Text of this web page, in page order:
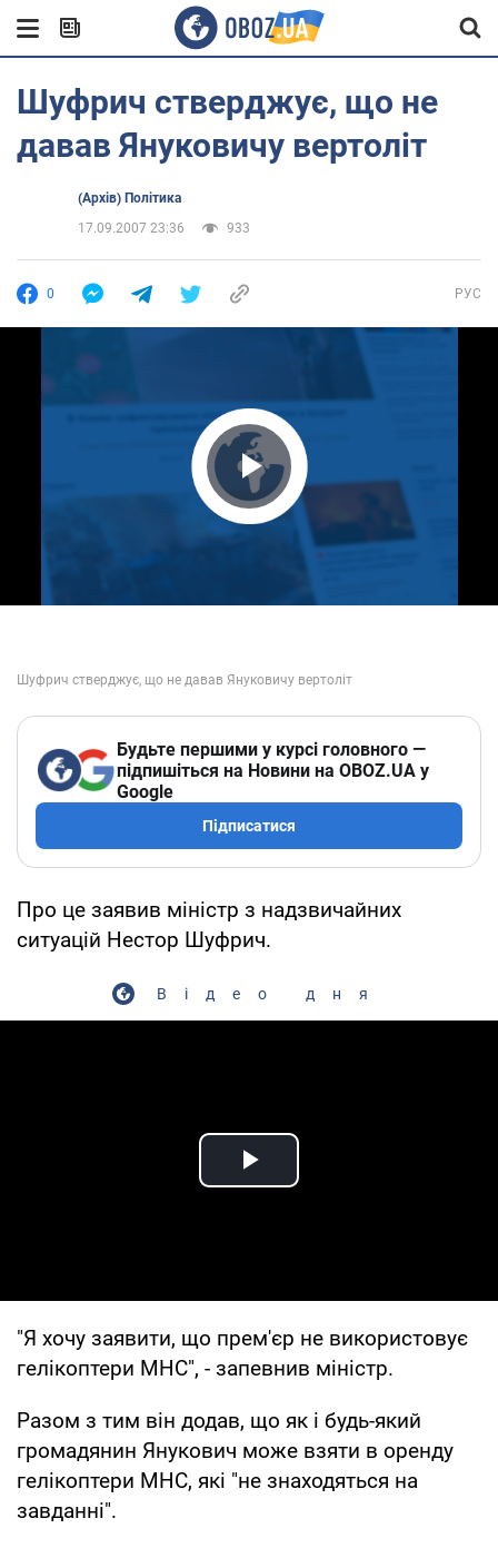
Шуфрич стверджує, що не
давав Януковичу вертоліт
(Архів) Політика
17.09.2007 23:36
933
0 РУС
Play Video
Будьте першими у курсі головного —
підпишіться на Новини на OBOZ.UA у
Google
Підписатися
Про це заявив міністр з надзвичайних
ситуацій Нестор Шуфрич.
Відео дня
Play Video
"Я хочу заявити, що прем'єр не використовує
гелікоптери МНС", - запевнив міністр.
Разом з тим він додав, що як і будь-який
громадянин Янукович може взяти в оренду
гелікоптери МНС, які "не знаходяться на
завданні".